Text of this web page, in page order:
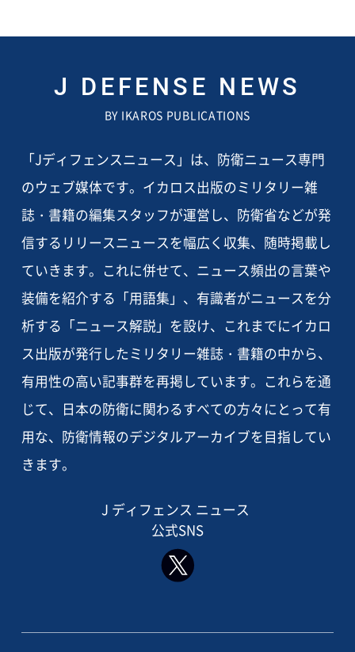
J DEFENSE NEWS
BY IKAROS PUBLICATIONS
「Jディフェンスニュース」は、防衛ニュース専門
のウェブ媒体です。イカロス出版のミリタリー雑
誌・書籍の編集スタッフが運営し、防衛省などが発
信するリリースニュースを幅広く収集、随時掲載し
ていきます。これに併せて、ニュース頻出の言葉や
装備を紹介する「用語集」、有識者がニュースを分
析する「ニュース解説」を設け、これまでにイカロ
ス出版が発行したミリタリー雑誌・書籍の中から、
有用性の高い記事群を再掲しています。これらを通
じて、日本の防衛に関わるすべての方々にとって有
用な、防衛情報のデジタルアーカイブを目指してい
きます。
J ディフェンス ニュース
公式SNS